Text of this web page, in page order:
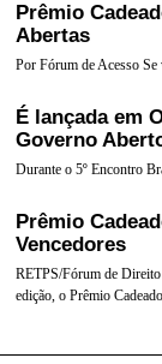
Prêmio
Abertas
Por Fórum de Acesso Se
É lançada em
Governo
Durante o 5º Encontro
Prêmio
Vencedores
RETPS/Fórum de
edição, o Prêmio Cadeado